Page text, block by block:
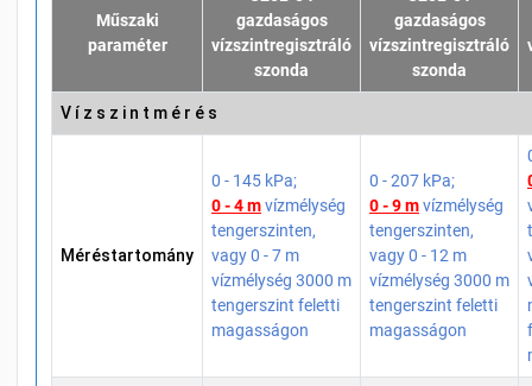
Műszaki
paraméter
gazdaságos
vízszintregisztráló
szonda
gazdaságos
vízszintregisztráló
szonda
V í z s z i n t m é r é s
Méréstartomány
0 - 145 kPa;
0 - 4 mvízmélység
tengerszinten,
vagy 0 - 7 m
vízmélység 3000 m
tengerszint feletti
magasságon
0 - 207 kPa;
0 - 9 mvízmélység
tengerszinten,
vagy 0 - 12 m
vízmélység 3000 m
tengerszint feletti
magasságon